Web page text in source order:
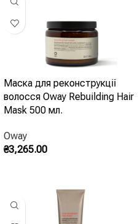
Маска для реконструкції
волосся Oway Rebuilding Hair
Mask 500 мл.
Oway
₴3,265.00